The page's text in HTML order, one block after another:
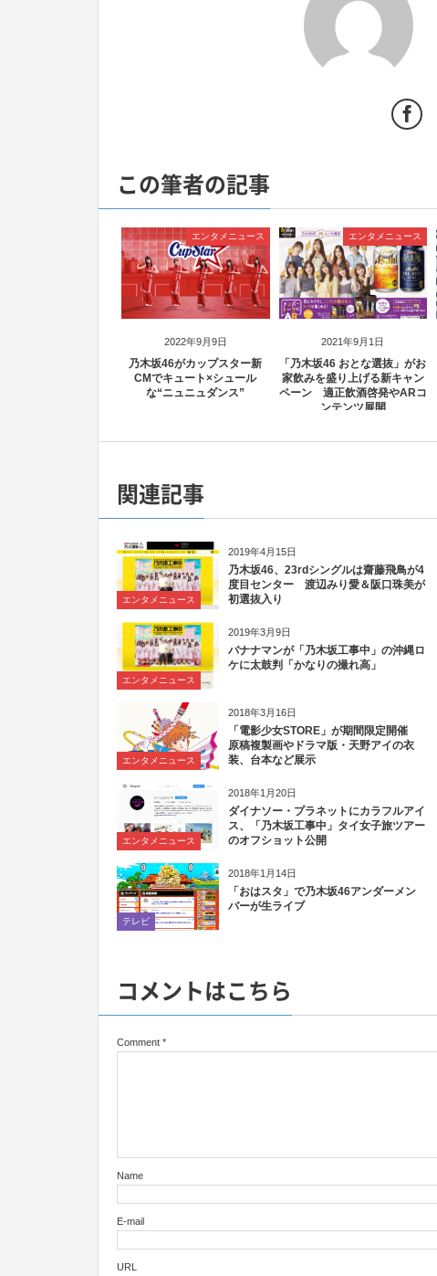
この筆者の記事
2022年9月9日
エンタメニュース
乃木坂46がカップスター新
CMでキュート×シュール
な“ニュニュダンス”
2021年9月1日
エンタメニュース
「乃木坂46 おとな選抜」がお
家飲みを盛り上げる新キャン
ペーン 適正飲酒啓発やARコ
ンテンツ展開
関連記事
2019年4月15日
エンタメニュース
乃木坂46、23rdシングルは齋藤飛鳥が4
度目センター 渡辺みり愛＆阪口珠美が
初選抜入り
2019年3月9日
エンタメニュース
バナナマンが「乃木坂工事中」の沖縄ロ
ケに太鼓判「かなりの撮れ高」
2018年3月16日
エンタメニュース
「電影少女STORE」が期間限定開催
原稿複製画やドラマ版・天野アイの衣
装、台本など展示
2018年1月20日
エンタメニュース
ダイナソー・プラネットにカラフルアイ
ス、「乃木坂工事中」タイ女子旅ツアー
のオフショット公開
2018年1月14日
テレビ
「おはスタ」で乃木坂46アンダーメン
バーが生ライブ
コメントはこちら
Comment *
Name
E-mail
URL